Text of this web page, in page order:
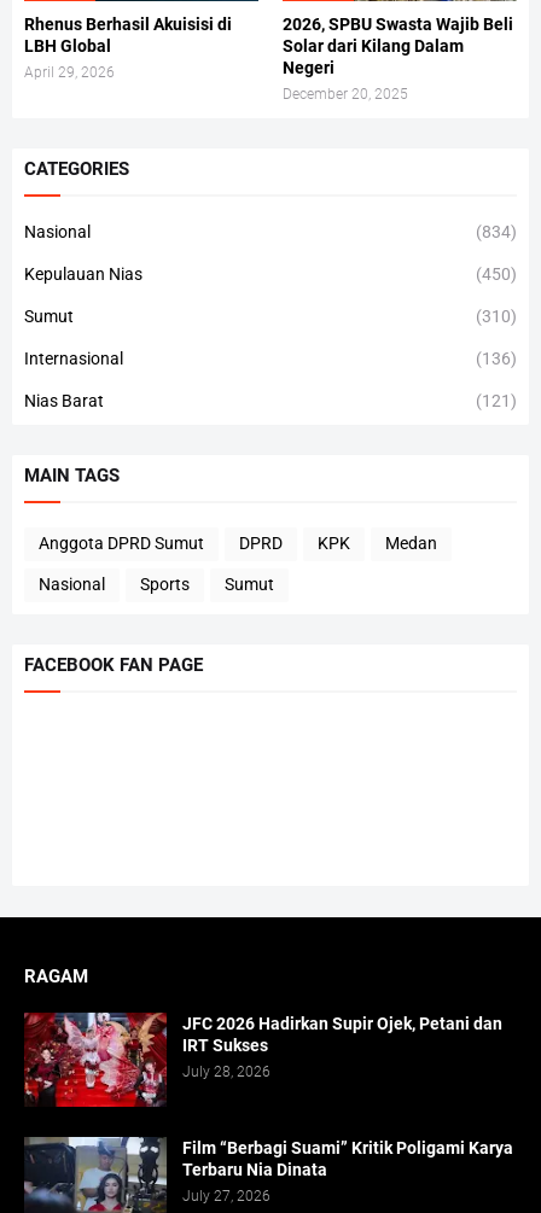
Rhenus Berhasil Akuisisi di
LBH Global
April 29, 2026
2026, SPBU Swasta Wajib Beli
Solar dari Kilang Dalam
Negeri
December 20, 2025
CATEGORIES
Nasional (834)
Kepulauan Nias (450)
Sumut (310)
Internasional (136)
Nias Barat (121)
MAIN TAGS
Anggota DPRD Sumut DPRD KPK Medan
Nasional Sports Sumut
FACEBOOK FAN PAGE
RAGAM
JFC 2026 Hadirkan Supir Ojek, Petani dan
IRT Sukses
July 28, 2026
Film “Berbagi Suami” Kritik Poligami Karya
Terbaru Nia Dinata
July 27, 2026